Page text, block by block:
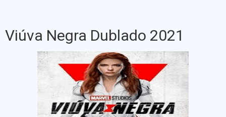
Viúva Negra Dublado 2021